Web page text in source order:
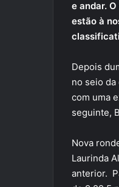
e andar.
estão à
Depois
no seio da
com uma
seguinte,
Nova
Laurinda
anterior.